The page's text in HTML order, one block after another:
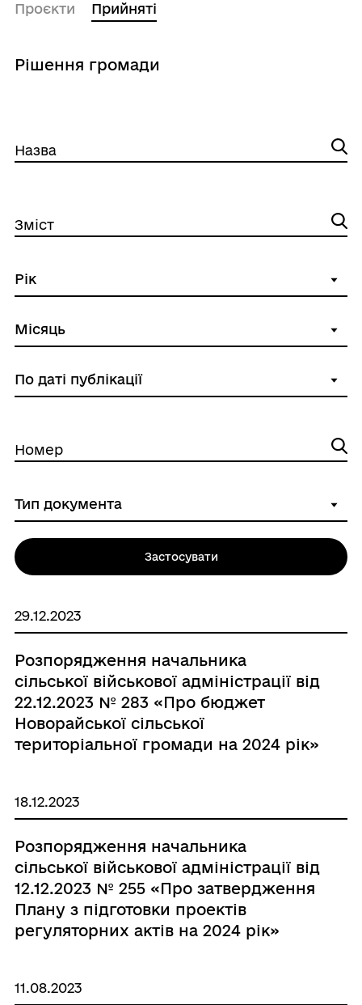
Проєкти Прийняті
Рішення громади
29.12.2023
Розпорядження начальника
сільської військової адміністрації від
22.12.2023 № 283 «Про бюджет
Новорайської сільської
територіальної громади на 2024 рік»
18.12.2023
Розпорядження начальника
сільської військової адміністрації від
12.12.2023 № 255 «Про затвердження
Плану з підготовки проектів
регуляторних актів на 2024 рік»
11.08.2023
Назва
Зміст
Номер
Застосувати